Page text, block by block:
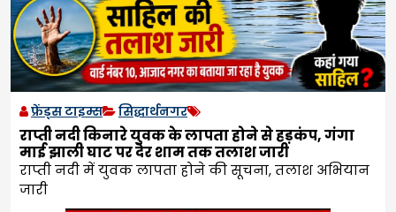
फ्रेंड्स टाइम्स सिद्धार्थनगर
राप्ती नदी किनारे युवक के लापता होने से हड़कंप, गंगा
माई झाली घाट पर देर शाम तक तलाश जारी
राप्ती नदी में युवक लापता होने की सूचना, तलाश अभियान
जारी